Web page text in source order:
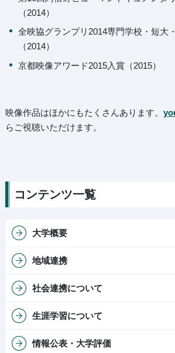
（2014）
全映協グランプリ2014専門学校・短大
（2014）
京都映像アワード2015入賞（2015）
映像作品はほかにもたくさんあります。
らご視聴いただけます。
コンテンツ一覧
大学概要
地域連携
社会連携について
生涯学習について
情報公表・大学評価